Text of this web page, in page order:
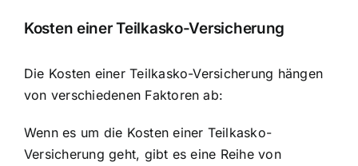
Kosten einer Teilkasko-Versicherung
Die Kosten einer Teilkasko-Versicherung hängen
von verschiedenen Faktoren ab:
Wenn es um die Kosten einer Teilkasko-
Versicherung geht, gibt es eine Reihe von